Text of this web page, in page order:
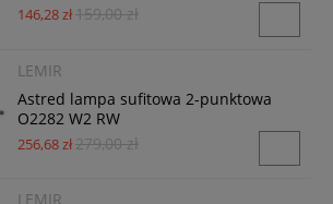
146,28 zł159,00 zł
LEMIR
Astred lampa sufitowa 2-punktowa
O2282 W2 RW
256,68 zł279,00 zł
LEMIR